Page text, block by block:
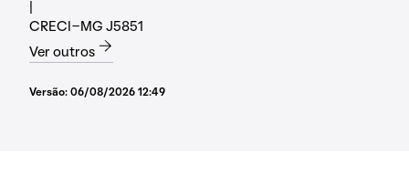
CRECI-MG J5851
Ver outros
Versão: 06/08/2026 12:49